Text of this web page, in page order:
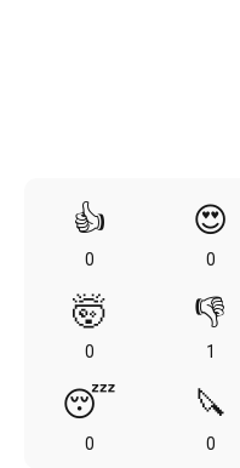
👍
0
😍
0
🤯
0
👎
1
😴
0
🔪
0